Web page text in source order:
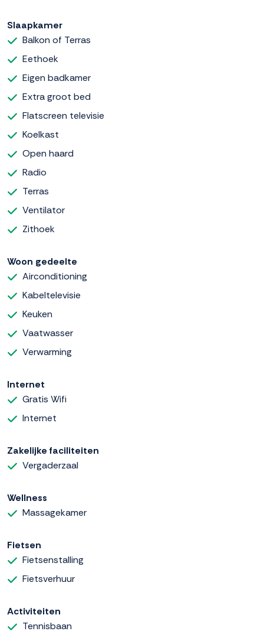
Slaapkamer
Balkon of Terras
Eethoek
Eigen badkamer
Extra groot bed
Flatscreen televisie
Koelkast
Open haard
Radio
Terras
Ventilator
Zithoek
Woon gedeelte
Airconditioning
Kabeltelevisie
Keuken
Vaatwasser
Verwarming
Internet
Gratis Wifi
Internet
Zakelijke faciliteiten
Vergaderzaal
Wellness
Massagekamer
Fietsen
Fietsenstalling
Fietsverhuur
Activiteiten
Tennisbaan